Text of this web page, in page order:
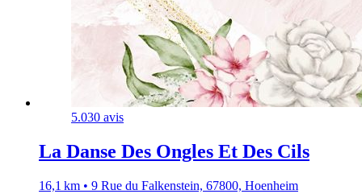
5.030 avis
La Danse Des Ongles Et Des Cils
16,1 km • 9 Rue du Falkenstein, 67800, Hoenheim